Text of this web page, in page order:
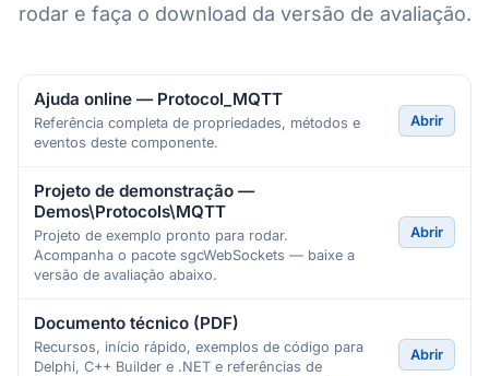
rodar e faça o download da versão de avaliação.
Ajuda online — Protocol_MQTT
Referência completa de propriedades, métodos e
eventos deste componente.
Abrir
Projeto de demonstração —
Demos\Protocols\MQTT
Projeto de exemplo pronto para rodar.
Acompanha o pacote sgcWebSockets — baixe a
versão de avaliação abaixo.
Abrir
Documento técnico (PDF)
Recursos, início rápido, exemplos de código para
Delphi, C++ Builder e .NET e referências de
Abrir